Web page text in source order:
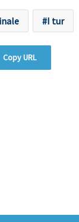
I tur
Copy URL